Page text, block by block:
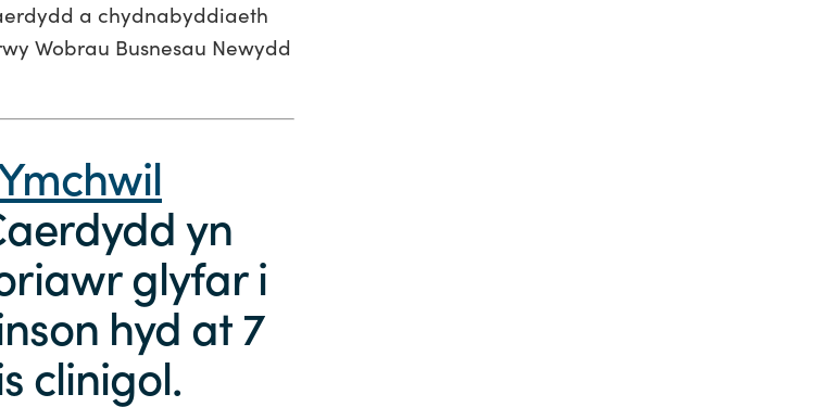
a chydnabyddiaeth
Wobrau Busnesau Newydd
yn
glyfar i
hyd at 7
clinigol.